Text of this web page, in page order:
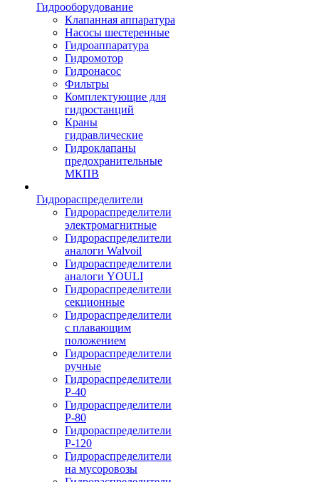
Гидрооборудование
Клапанная аппаратура
Насосы шестеренные
Гидроаппаратура
Гидромотор
Гидронасос
Фильтры
Комплектующие для
гидростанций
Краны
гидравлические
Гидроклапаны
предохранительные
МКПВ
Гидрораспределители
Гидрораспределители
электромагнитные
Гидрораспределители
аналоги Walvoil
Гидрораспределители
аналоги YOULI
Гидрораспределители
секционные
Гидрораспределители
с плавающим
положением
Гидрораспределители
ручные
Гидрораспределители
Р-40
Гидрораспределители
Р-80
Гидрораспределители
Р-120
Гидрораспределители
на мусоровозы